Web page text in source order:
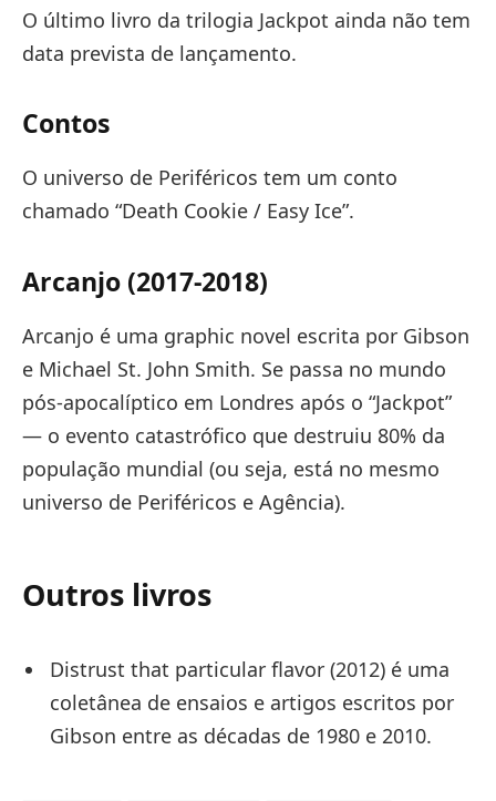
O último livro da trilogia Jackpot ainda não tem
data prevista de lançamento.
Contos
O universo de Periféricos tem um conto
chamado “Death Cookie / Easy Ice”.
Arcanjo (2017-2018)
Arcanjo é uma graphic novel escrita por Gibson
e Michael St. John Smith. Se passa no mundo
pós-apocalíptico em Londres após o “Jackpot”
— o evento catastrófico que destruiu 80% da
população mundial (ou seja, está no mesmo
universo de Periféricos e Agência).
Outros livros
Distrust that particular flavor (2012) é uma
coletânea de ensaios e artigos escritos por
Gibson entre as décadas de 1980 e 2010.